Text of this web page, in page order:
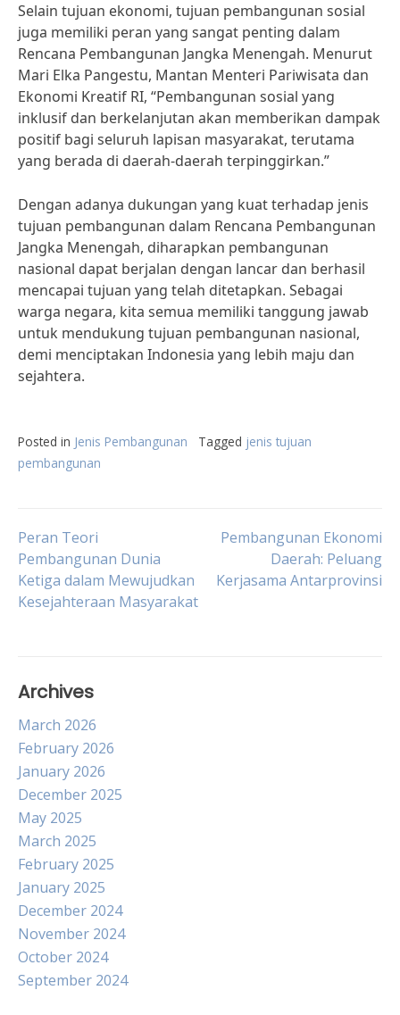
Selain tujuan ekonomi, tujuan pembangunan sosial
juga memiliki peran yang sangat penting dalam
Rencana Pembangunan Jangka Menengah. Menurut
Mari Elka Pangestu, Mantan Menteri Pariwisata dan
Ekonomi Kreatif RI, “Pembangunan sosial yang
inklusif dan berkelanjutan akan memberikan dampak
positif bagi seluruh lapisan masyarakat, terutama
yang berada di daerah-daerah terpinggirkan.”
Dengan adanya dukungan yang kuat terhadap jenis
tujuan pembangunan dalam Rencana Pembangunan
Jangka Menengah, diharapkan pembangunan
nasional dapat berjalan dengan lancar dan berhasil
mencapai tujuan yang telah ditetapkan. Sebagai
warga negara, kita semua memiliki tanggung jawab
untuk mendukung tujuan pembangunan nasional,
demi menciptakan Indonesia yang lebih maju dan
sejahtera.
Posted in Jenis Pembangunan Tagged jenis tujuan
pembangunan
Post
navigation
Peran Teori
Pembangunan Dunia
Ketiga dalam Mewujudkan
Kesejahteraan Masyarakat
Pembangunan Ekonomi
Daerah: Peluang
Kerjasama Antarprovinsi
Archives
March 2026
February 2026
January 2026
December 2025
May 2025
March 2025
February 2025
January 2025
December 2024
November 2024
October 2024
September 2024